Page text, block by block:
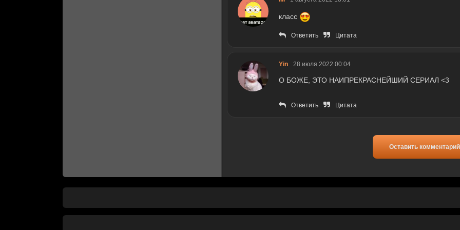
класс
Ответить Цитата
Yin 28 июля 2022 00:04
О БОЖЕ, ЭТО НАИПРЕКРАСНЕЙШИЙ СЕРИАЛ <3
Ответить Цитата
Оставить комментарий